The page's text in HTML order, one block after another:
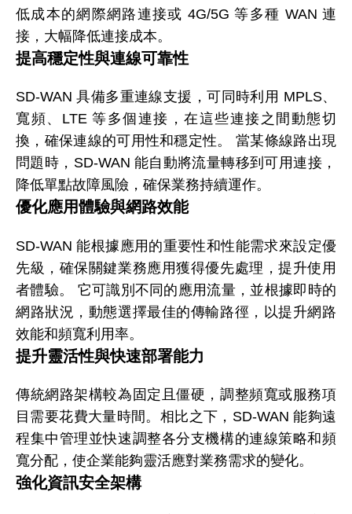
低成本的網際網路連接或 4G/5G 等多種 WAN 連
接，大幅降低連接成本。
提高穩定性與連線可靠性
SD-WAN 具備多重連線支援，可同時利用 MPLS、
寬頻、LTE 等多個連接，在這些連接之間動態切
換，確保連線的可用性和穩定性。 當某條線路出現
問題時，SD-WAN 能自動將流量轉移到可用連接，
降低單點故障風險，確保業務持續運作。
優化應用體驗與網路效能
SD-WAN 能根據應用的重要性和性能需求來設定優
先級，確保關鍵業務應用獲得優先處理，提升使用
者體驗。 它可識別不同的應用流量，並根據即時的
網路狀況，動態選擇最佳的傳輸路徑，以提升網路
效能和頻寬利用率。
提升靈活性與快速部署能力
傳統網路架構較為固定且僵硬，調整頻寬或服務項
目需要花費大量時間。相比之下，SD-WAN 能夠遠
程集中管理並快速調整各分支機構的連線策略和頻
寬分配，使企業能夠靈活應對業務需求的變化。
強化資訊安全架構